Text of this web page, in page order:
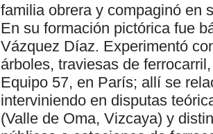
familia obrera y compaginó en
En su formación pictórica fue
Vázquez Díaz. Experimentó
árboles, traviesas de
Equipo 57, en París; allí se
interviniendo en disputas
(Valle de Oma, Vizcaya) y